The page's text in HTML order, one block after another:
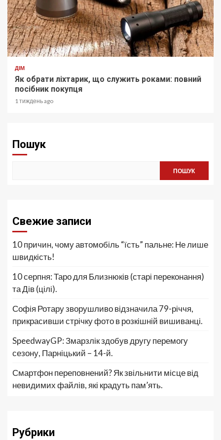
ДІМ
Як обрати ліхтарик, що служить роками: повний
посібник покупця
1 тиждень ago
Пошук
ПОШУК
Свежие записи
10 причин, чому автомобіль “їсть” пальне: Не лише
швидкість!
10 серпня: Таро для Близнюків (старі переконання)
та Дів (цілі).
Софія Ротару зворушливо відзначила 79-річчя,
прикрасивши стрічку фото в розкішній вишиванці.
SpeedwayGP: Змарзлік здобув другу перемогу
сезону, Парніцький – 14-й.
Смартфон переповнений? Як звільнити місце від
невидимих файлів, які крадуть пам’ять.
Рубрики